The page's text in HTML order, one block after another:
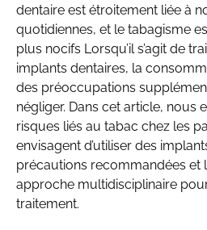
dentaire est étroitement liée à
quotidiennes, et le tabagisme
plus nocifs Lorsqu’il s’agit de
implants dentaires, la
des préoccupations
négliger. Dans cet article, nous
risques liés au tabac chez les
envisagent d’utiliser des
précautions recommandées et
approche multidisciplinaire
traitement.